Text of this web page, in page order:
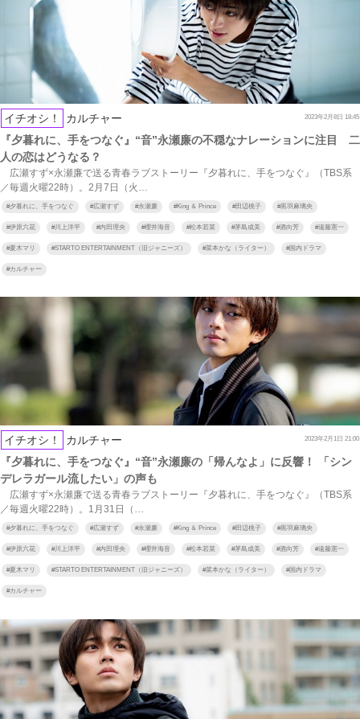
イチオシ！ カルチャー 2023年2月8日 18:45
『夕暮れに、手をつなぐ』“音”永瀬廉の不穏なナレーションに注目 二
人の恋はどうなる？
広瀬すず×永瀬廉で送る青春ラブストーリー『夕暮れに、手をつなぐ』（TBS系
／毎週火曜22時）。2月7日（火…
#夕暮れに、手をつなぐ #広瀬すず #永瀬廉 #King ＆ Prince #田辺桃子 #黒羽麻璃央
#伊原六花 #川上洋平 #内田理央 #櫻井海音 #松本若菜 #茅島成美 #酒向芳 #遠藤憲一
#夏木マリ #STARTO ENTERTAINMENT（旧ジャニーズ） #菜本かな（ライター） #国内ドラマ
#カルチャー
イチオシ！ カルチャー 2023年2月1日 21:00
『夕暮れに、手をつなぐ』“音”永瀬廉の「帰んなよ」に反響！ 「シン
デレラガール流したい」の声も
広瀬すず×永瀬廉で送る青春ラブストーリー『夕暮れに、手をつなぐ』（TBS系
／毎週火曜22時）。1月31日（…
#夕暮れに、手をつなぐ #広瀬すず #永瀬廉 #King ＆ Prince #田辺桃子 #黒羽麻璃央
#伊原六花 #川上洋平 #内田理央 #櫻井海音 #松本若菜 #茅島成美 #酒向芳 #遠藤憲一
#夏木マリ #STARTO ENTERTAINMENT（旧ジャニーズ） #菜本かな（ライター） #国内ドラマ
#カルチャー